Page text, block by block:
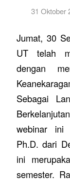
31 Oktober
Jumat, 30
UT telah
dengan
Sebagai
webinar ini
Ph.D. dari
ini
semester.